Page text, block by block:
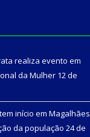
realiza evento em
da Mulher 12 de
início em Magalhães
da população 24 de